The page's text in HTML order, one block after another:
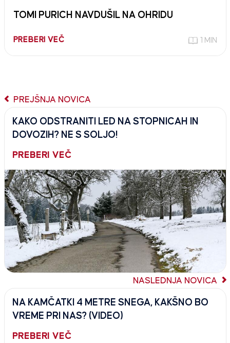
TOMI PURICH NAVDUŠIL NA OHRIDU
PREBERI VEČ 1 MIN
PREJŠNJA NOVICA
KAKO ODSTRANITI LED NA STOPNICAH IN
DOVOZIH? NE S SOLJO!
PREBERI VEČ
NASLEDNJA NOVICA
NA KAMČATKI 4 METRE SNEGA, KAKŠNO BO
VREME PRI NAS? (VIDEO)
PREBERI VEČ